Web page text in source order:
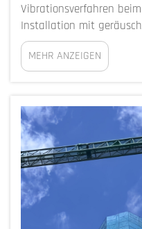
Vibrationsverfahren
Installation mit
Vibrationsmaschinen
den Bodenwiderstand zu
Schwingungen zu
MEHR ANZEIGEN